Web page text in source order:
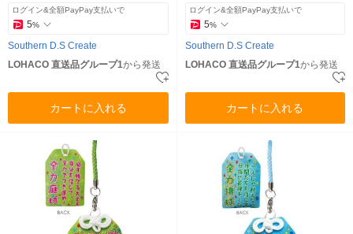
ログイン&全額PayPay支払いで
5%
Southern D.S Create
LOHACO 直送品グループ1から発送
カートに入れる
ログイン&全額PayPay支払いで
5%
Southern D.S Create
LOHACO 直送品グループ1から発送
カートに入れる